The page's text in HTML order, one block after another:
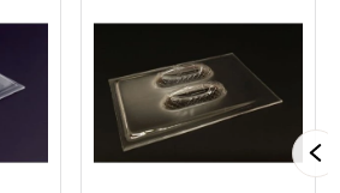
and Platz kit